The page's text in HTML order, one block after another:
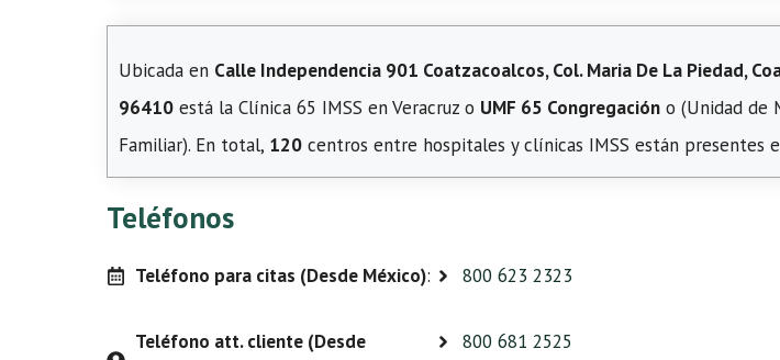
Ubicada en Calle Independencia 901 Coatzacoalcos, Col. Maria De La Piedad,
96410 está la Clínica 65 IMSS en Veracruz o UMF 65 Congregación o (Unidad de
Familiar). En total, 120 centros entre hospitales y clínicas IMSS están presentes
Teléfonos
Teléfono para citas (Desde México): 800 623 2323
Teléfono att. cliente (Desde
800 681 2525